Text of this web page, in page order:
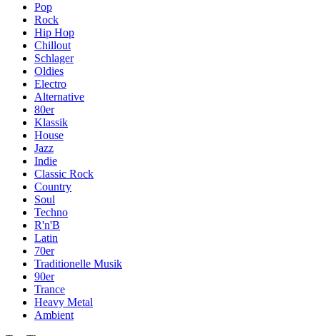
Pop
Rock
Hip Hop
Chillout
Schlager
Oldies
Electro
Alternative
80er
Klassik
House
Jazz
Indie
Classic Rock
Country
Soul
Techno
R'n'B
Latin
70er
Traditionelle Musik
90er
Trance
Heavy Metal
Ambient